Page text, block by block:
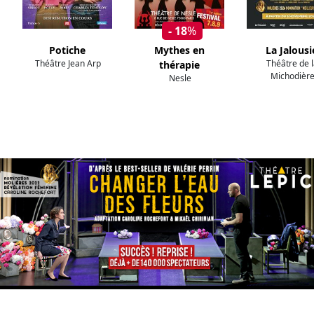
Potiche
Théâtre Jean Arp
- 18%
Mythes en
thérapie
Nesle
La
Théâtre de
Michodière